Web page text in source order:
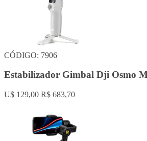
CÓDIGO: 7906
Estabilizador Gimbal Dji Osmo
U$ 129,00 R$ 683,70